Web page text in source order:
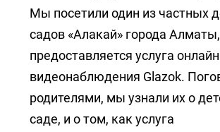
Мы посетили один из частных
садов «Алакай» города
предоставляется услуга онлайн
видеонаблюдения Glazok.
родителями, мы узнали их о
саде, и о том, как услуга